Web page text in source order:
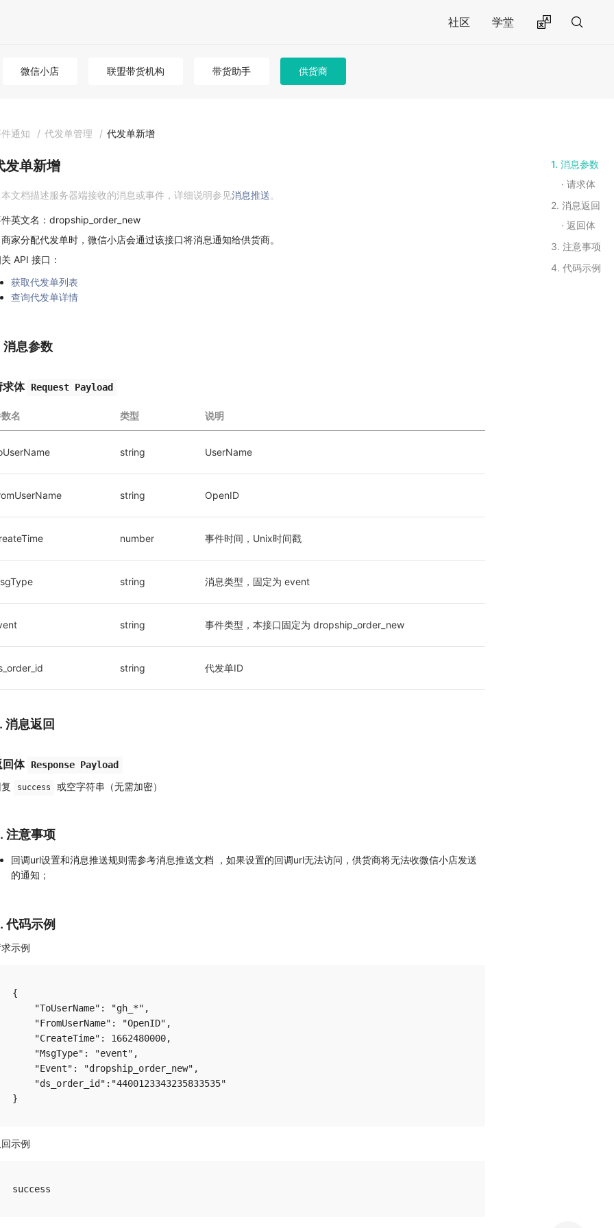
社区 学堂
微信小店 联盟带货机构 带货助手 供货商
通知 / 代发单管理 / 代发单新增
发单新增
本文档描述服务器端接收的消息或事件，详细说明参见消息推送。
英文名：dropship_order_new
家分配代发单时，微信小店会通过该接口将消息通知给供货商。
API 接口：
获取代发单列表
查询代发单详情
消息参数
求体 Request Payload
名 类型 说明
string UserName
string OpenID
number 事件时间，Unix时间戳
string 消息类型，固定为 event
string 事件类型，本接口固定为 dropship_order_new
string 代发单ID
消息返回
回体 Response Payload
success 或空字符串（无需加密）
注意事项
回调url设置和消息推送规则需参考消息推送文档 ，如果设置的回调url无法访问，供货商将无法收微信小店发送
的通知；
代码示例
示例
{
    "ToUserName": "gh_*",
    "FromUserName": "OpenID",
    "CreateTime": 1662480000,
    "MsgType": "event",
    "Event": "dropship_order_new",
    "ds_order_id":"4400123343235833535"
示例
1. 消息参数
请求体
2. 消息返回
返回体
3. 注意事项
4. 代码示例